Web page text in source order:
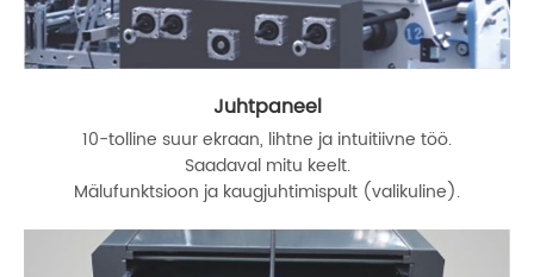
Juhtpaneel
10-tolline suur ekraan, lihtne ja intuitiivne töö.
Saadaval mitu keelt.
Mälufunktsioon ja kaugjuhtimispult (valikuline).